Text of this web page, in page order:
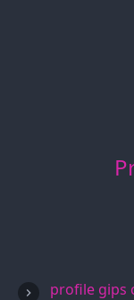
profile gips